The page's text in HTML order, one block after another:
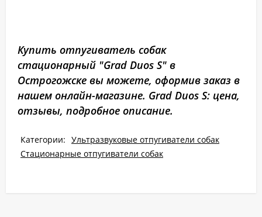
Купить отпугиватель собак
стационарный "Grad Duos S" в
Острогожске вы можете, оформив заказ в
нашем онлайн-магазине. Grad Duos S: цена,
отзывы, подробное описание.
Категории: Ультразвуковые отпугиватели собак
Стационарные отпугиватели собак